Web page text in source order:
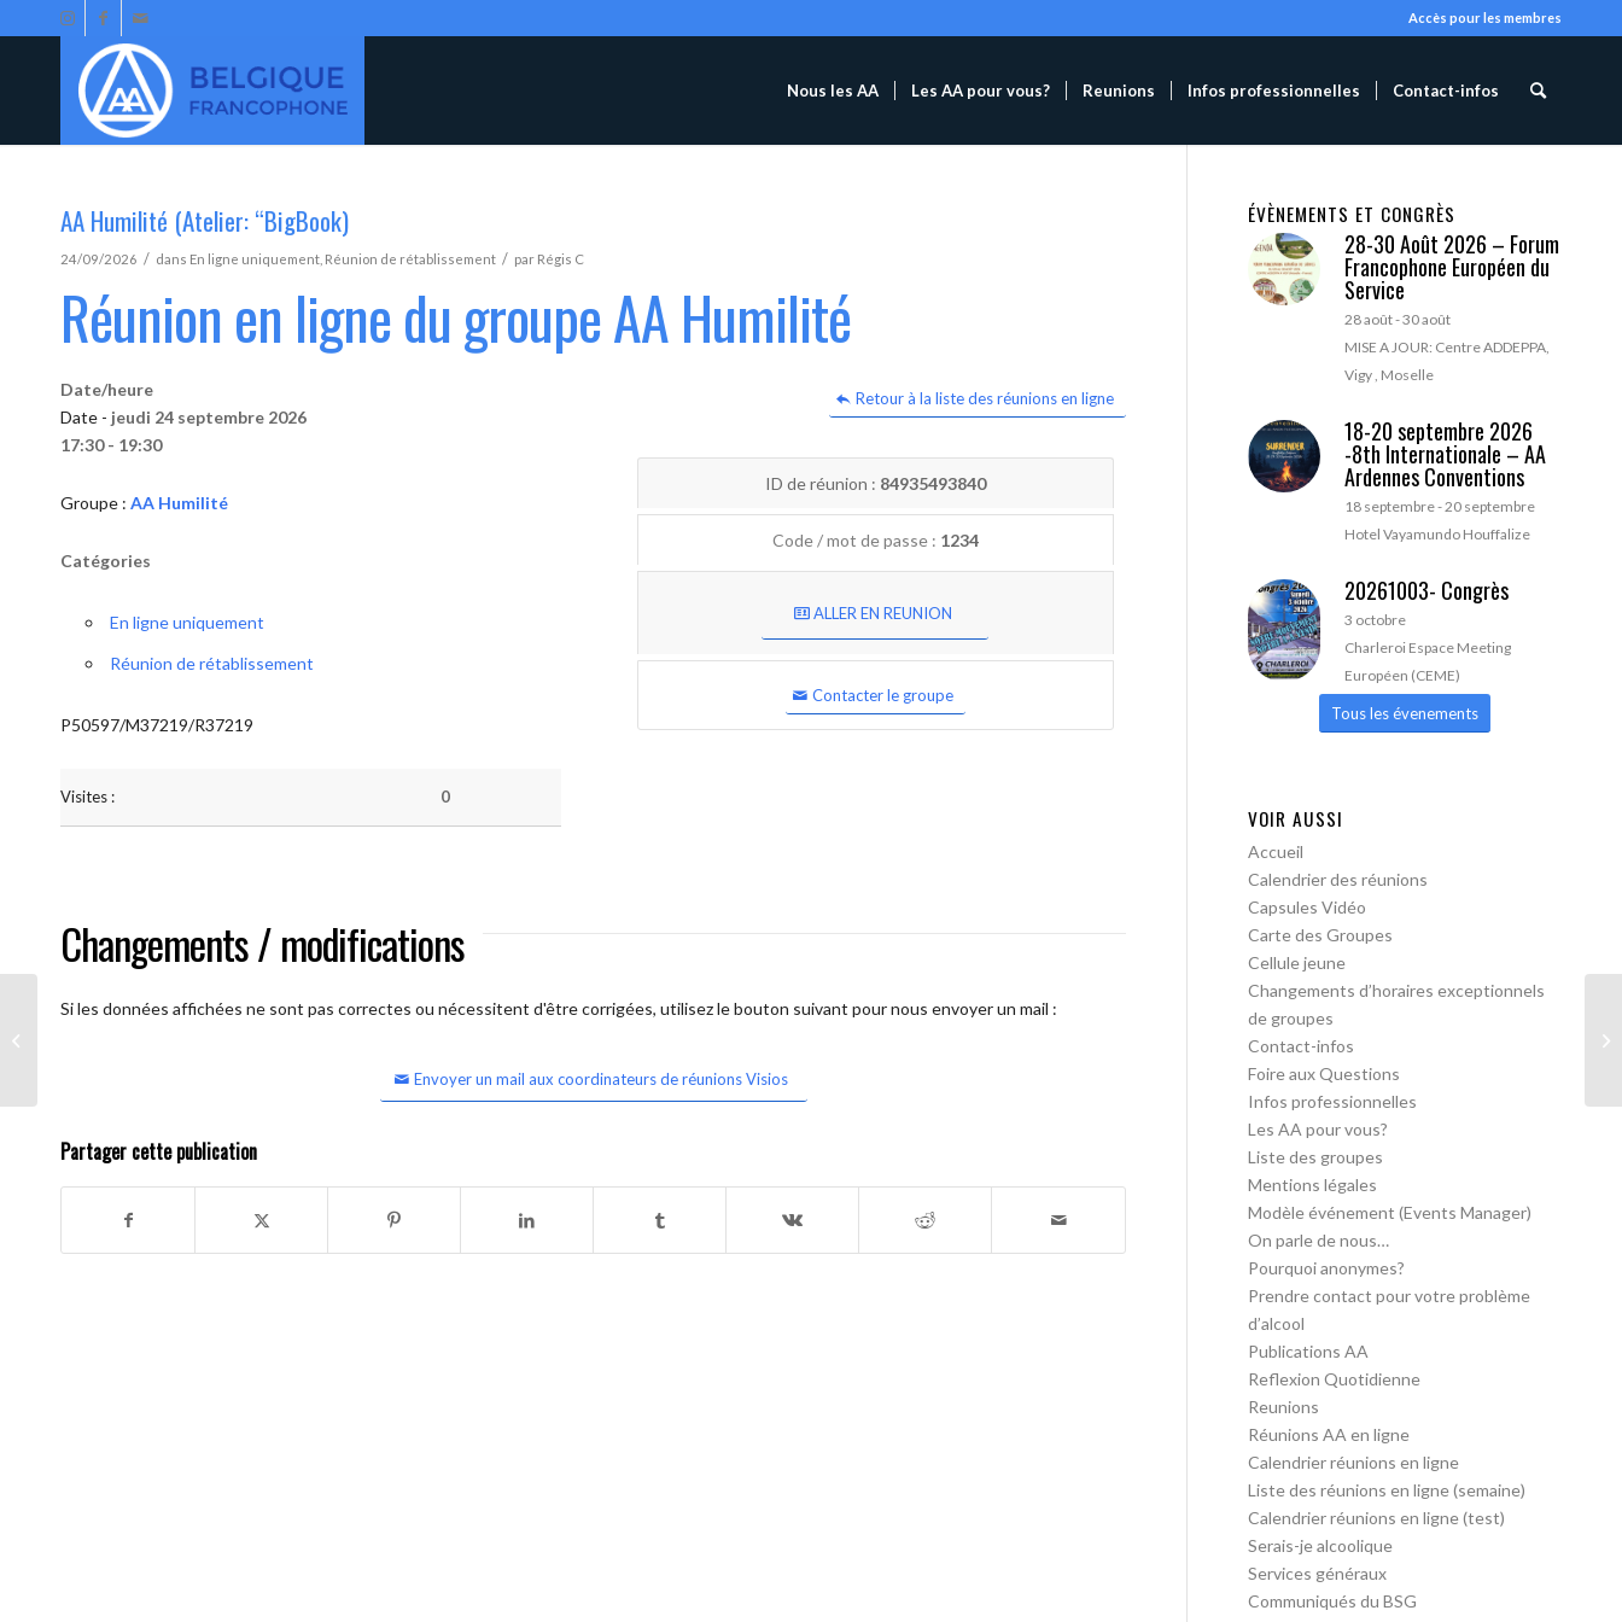
Accès pour les membres
Nous les AA Les AA pour vous? Reunions Infos professionnelles Contact-infos
AA Humilité (Atelier: “BigBook)
24/09/2026 / dans En ligne uniquement Réunion de rétablissement / par Régis C
Réunion en ligne du groupe AA Humilité
Retour à la liste des réunions en ligne
Date/heure
Date - jeudi 24 septembre 2026
17:30 - 19:30
Groupe : AA Humilité
Catégories
En ligne uniquement
Réunion de rétablissement
P50597/M37219/R37219
Visites : 0
ID de réunion : 84935493840
Code / mot de passe : 1234
ALLER EN REUNION
Contacter le groupe
Changements / modifications
Si les données affichées ne sont pas correctes ou nécessitent d'être corrigées, utilisez le bouton suivant pour nous envoyer un mail :
Envoyer un mail aux coordinateurs de réunions Visios
Partager cette publication
ÉVÈNEMENTS ET CONGRÈS
28-30 Août 2026 – Forum
Francophone Européen du
Service
28 août-30 août
MISE A JOUR: Centre ADDEPPA,
Vigy , Moselle
18-20 septembre 2026
-8th Internationale – AA
Ardennes Conventions
18 septembre-20 septembre
Hotel Vayamundo Houffalize
20261003- Congrès
3 octobre
Charleroi Espace Meeting
Européen (CEME)
Tous les évenements
VOIR AUSSI
Accueil
Calendrier des réunions
Capsules Vidéo
Carte des Groupes
Cellule jeune
Changements d’horaires exceptionnels
de groupes
Contact-infos
Foire aux Questions
Infos professionnelles
Les AA pour vous?
Liste des groupes
Mentions légales
Modèle événement (Events Manager)
On parle de nous…
Pourquoi anonymes?
Prendre contact pour votre problème
d’alcool
Publications AA
Reflexion Quotidienne
Reunions
Réunions AA en ligne
Calendrier réunions en ligne
Liste des réunions en ligne (semaine)
Calendrier réunions en ligne (test)
Serais-je alcoolique
Services généraux
Communiqués du BSG